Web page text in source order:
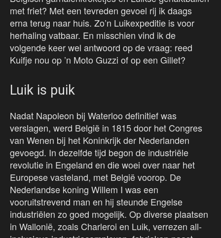
met friet? Met een tevreden gevoel rij ik daags
erna terug naar huis. Zo’n Luikexpeditie is voor
herhaling vatbaar. En misschien vind ik de
volgende keer wel antwoord op de vraag: reed
Kuifje nou op ’n Moto Guzzi of op een Gillet?
Luik is puik
Nadat Napoleon bij Waterloo definitief was
verslagen, werd België in 1815 door het Congres
van Wenen bij het Koninkrijk der Nederlanden
gevoegd. In dezelfde tijd begon de industriële
revolutie in Engeland en die woei over naar het
Europese vasteland, met België voorop. De
Nederlandse koning Willem I was een
vooruitstrevend man en hij steunde Engelse
industriëlen zo goed mogelijk. Op diverse plaatsen
in Wallonië, zoals Charleroi en Luik, verrezen all-